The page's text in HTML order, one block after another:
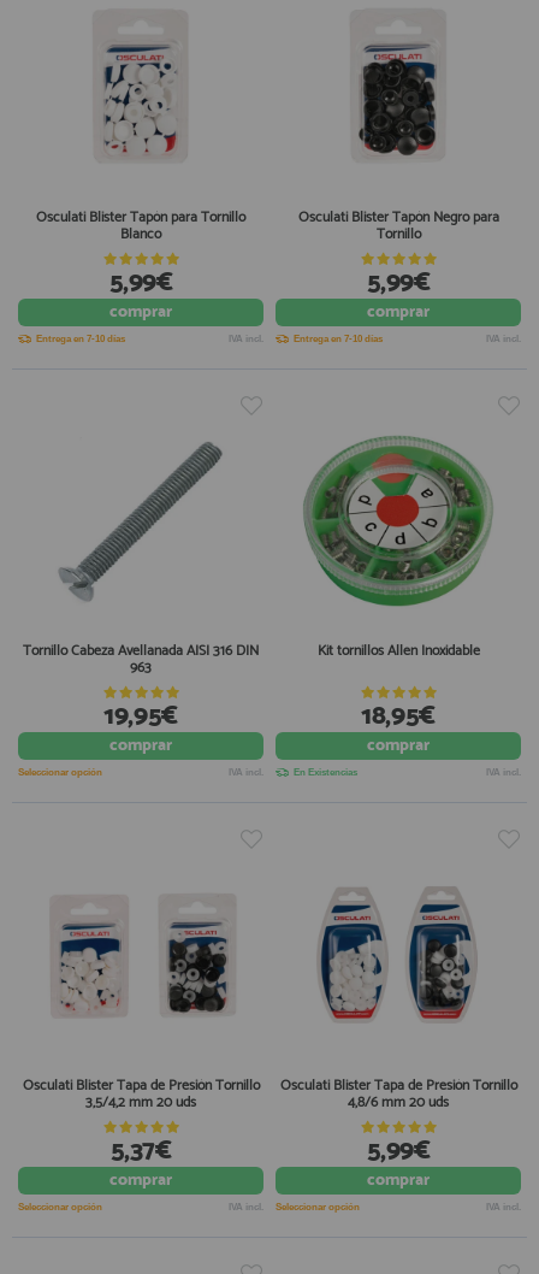
Osculati Blister Tapón para Tornillo
Blanco
5,99€
comprar
Entrega en 7-10 días IVA incl.
Osculati Blister Tapón Negro para
Tornillo
5,99€
comprar
Entrega en 7-10 días IVA incl.
Tornillo Cabeza Avellanada AISI 316 DIN
963
19,95€
comprar
Seleccionar opción IVA incl.
Kit tornillos Allen Inoxidable
18,95€
comprar
En Existencias IVA incl.
Osculati Blister Tapa de Presión Tornillo
3,5/4,2 mm 20 uds
5,37€
comprar
Seleccionar opción IVA incl.
Osculati Blister Tapa de Presión Tornillo
4,8/6 mm 20 uds
5,99€
comprar
Seleccionar opción IVA incl.